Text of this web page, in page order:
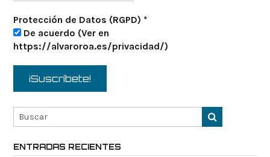
Protección de Datos (RGPD) *
De acuerdo (Ver en
https://alvaroroa.es/privacidad/)
ENTRADAS RECIENTES